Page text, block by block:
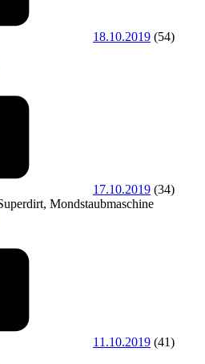
18.10.2019 (54)
17.10.2019 (34)
Mondstaubmaschine
11.10.2019 (41)